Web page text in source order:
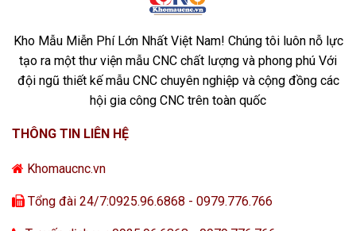
Kho Mẫu Miễn Phí Lớn Nhất Việt Nam! Chúng tôi luôn nỗ lực
tạo ra một thư viện mẫu CNC chất lượng và phong phú Với
đội ngũ thiết kế mẫu CNC chuyên nghiệp và cộng đồng các
hội gia công CNC trên toàn quốc
THÔNG TIN LIÊN HỆ
Khomaucnc.vn
Tổng đài 24/7:0925.96.6868 - 0979.776.766